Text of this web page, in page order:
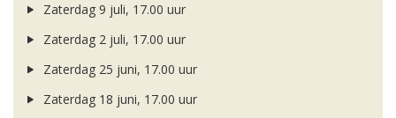
Zaterdag 9 juli, 17.00 uur
Zaterdag 2 juli, 17.00 uur
Zaterdag 25 juni, 17.00 uur
Zaterdag 18 juni, 17.00 uur